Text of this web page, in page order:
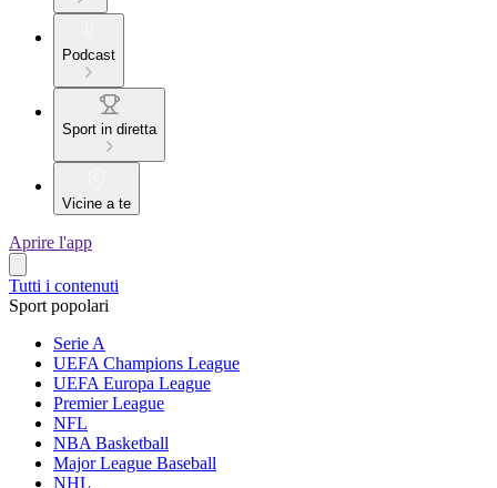
Podcast
Sport in diretta
Vicine a te
Aprire l'app
Tutti i contenuti
Sport popolari
Serie A
UEFA Champions League
UEFA Europa League
Premier League
NFL
NBA Basketball
Major League Baseball
NHL